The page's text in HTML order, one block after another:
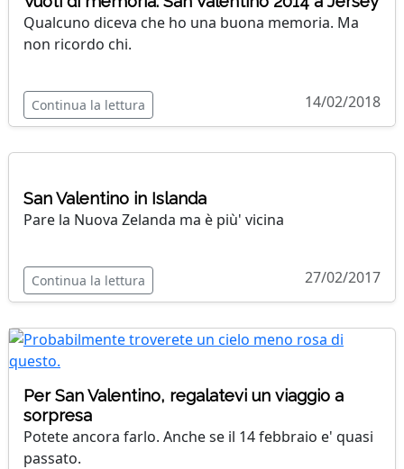
Qualcuno diceva che ho una buona memoria. Ma
non ricordo chi.
Continua la lettura 14/02/2018
San Valentino in Islanda
Pare la Nuova Zelanda ma è più' vicina
Continua la lettura 27/02/2017
Per San Valentino, regalatevi un viaggio a
sorpresa
Potete ancora farlo. Anche se il 14 febbraio e' quasi
passato.